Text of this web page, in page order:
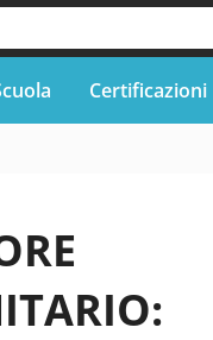
Certificazioni